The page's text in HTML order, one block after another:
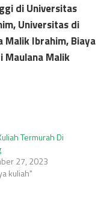
di Universitas
Universitas di
Malik Ibrahim, Biaya
Maulana Malik
Termurah Di
27, 2023
kuliah"